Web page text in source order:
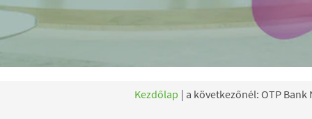
Kezdőlap | a következőnél: OTP Bank